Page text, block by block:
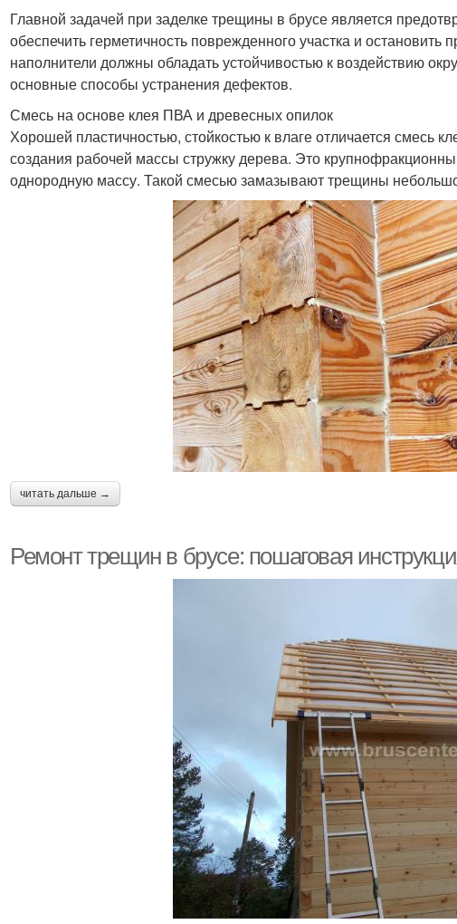
Главной задачей при заделке трещины в брусе является
обеспечить герметичность поврежденного участка и
наполнители должны обладать устойчивостью к воздействию
основные способы устранения дефектов.
Смесь на основе клея ПВА и древесных опилок
Хорошей пластичностью, стойкостью к влаге отличается смесь
создания рабочей массы стружку дерева. Это
однородную массу. Такой смесью замазывают трещины
читать дальше →
Ремонт трещин в брусе: пошаговая